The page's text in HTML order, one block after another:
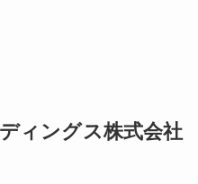
ィングス株式会社